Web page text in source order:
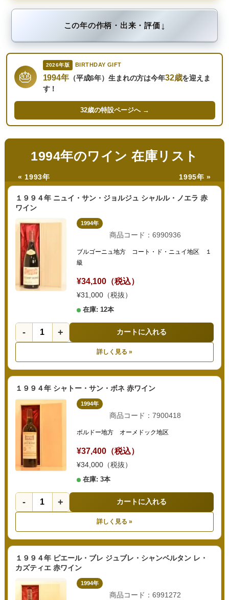
この年の作柄・出来・評価↓
🎂
2026年版 BIRTHDAY GIFT
1994年（平成6年）生まれの方は今年32歳を迎えま
す！
32歳の特設ページへ →
1994年のワイン 在庫リスト
« 1993年 1995年 »
１９９４年 ニュイ・サン・ジョルジュ シャルル・ノエラ 赤
ワイン
1994年
商品コード：6990936
ブルゴーニュ地方 コート・ド・ニュイ地区 １
級
¥34,100（税込）
¥31,000（税抜）
在庫: 12本
- + カートに入れる
詳しく見る »
１９９４年 シャトー・サン・ボネ 赤ワイン
1994年
商品コード：7900418
ボルドー地方 オーメドック地区
¥37,400（税込）
¥34,000（税抜）
在庫: 3本
- + カートに入れる
詳しく見る »
１９９４年 ピエール・ブレ ジュブレ・シャンベルタン レ・
カズティエ 赤ワイン
1994年
商品コード：6991272